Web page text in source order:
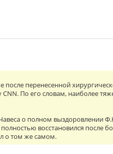
после перенесенной
По его словам, наиболее
о полном выздоровлении
восстановился после
о том же самом.